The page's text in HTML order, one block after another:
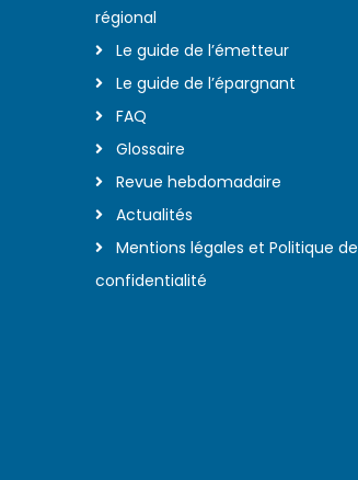
régional
Le guide de l’émetteur
Le guide de l’épargnant
FAQ
Glossaire
Revue hebdomadaire
Actualités
Mentions légales et Politique de
confidentialité